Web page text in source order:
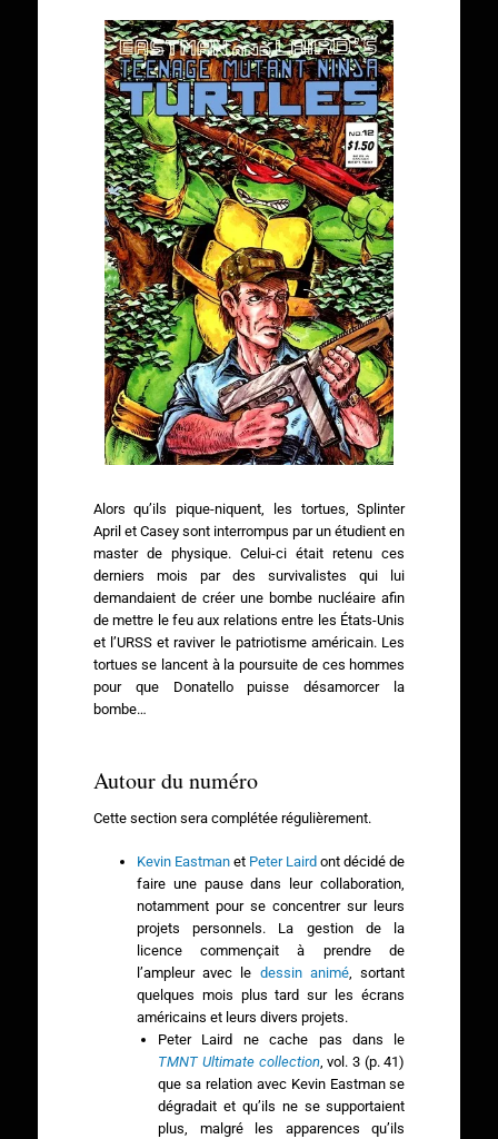
Alors qu’ils pique-niquent, les tortues, Splinter
April et Casey sont interrompus par un étudient en
master de physique. Celui-ci était retenu ces
derniers mois par des survivalistes qui lui
demandaient de créer une bombe nucléaire afin
de mettre le feu aux relations entre les États-Unis
et l’URSS et raviver le patriotisme américain. Les
tortues se lancent à la poursuite de ces hommes
pour que Donatello puisse désamorcer la
bombe…
Autour du numéro
Cette section sera complétée régulièrement.
Kevin Eastmanet Peter Laird ont décidé de
faire une pause dans leur collaboration,
notamment pour se concentrer sur leurs
projets personnels. La gestion de la
licence commençait à prendre de
l’ampleur avec le dessin animé, sortant
quelques mois plus tard sur les écrans
américains et leurs divers projets.
Peter Laird ne cache pas dans le
TMNT Ultimate collection, vol. 3 (p. 41)
que sa relation avec Kevin Eastman se
dégradait et qu’ils ne se supportaient
plus, malgré les apparences qu’ils